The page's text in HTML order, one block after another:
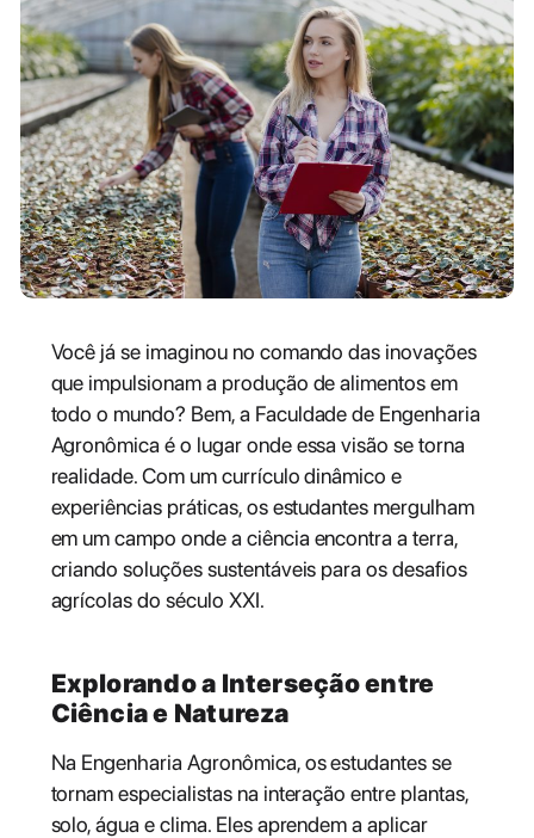
Você já se imaginou no comando das inovações
que impulsionam a produção de alimentos em
todo o mundo? Bem, a Faculdade de Engenharia
Agronômica é o lugar onde essa visão se torna
realidade. Com um currículo dinâmico e
experiências práticas, os estudantes mergulham
em um campo onde a ciência encontra a terra,
criando soluções sustentáveis para os desafios
agrícolas do século XXI.
Explorando a Interseção entre
Ciência e Natureza
Na Engenharia Agronômica, os estudantes se
tornam especialistas na interação entre plantas,
solo, água e clima. Eles aprendem a aplicar